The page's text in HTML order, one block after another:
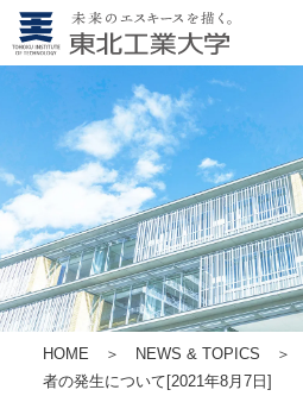
HOME ＞ NEWS & TOPICS ＞
者の発生について[2021年8月7日]